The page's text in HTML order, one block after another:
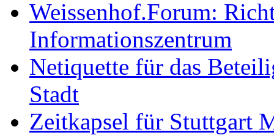
Weissenhof.Forum:
Informationszentrum
Netiquette für das
Stadt
Zeitkapsel für Stuttgart